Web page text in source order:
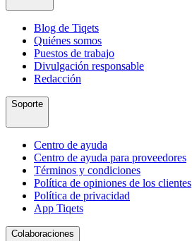
Blog de Tiqets
Quiénes somos
Puestos de trabajo
Divulgación responsable
Redacción
Soporte
Centro de ayuda
Centro de ayuda para proveedores
Términos y condiciones
Política de opiniones de los clientes
Política de privacidad
App Tiqets
Colaboraciones